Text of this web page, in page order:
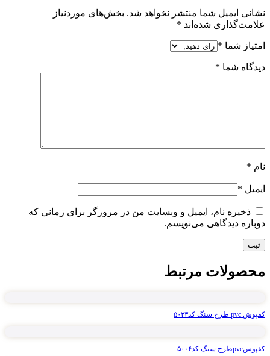
نشانی ایمیل شما منتشر نخواهد شد. بخش‌های موردنیاز
علامت‌گذاری شده‌اند *
امتیاز شما *
دیدگاه شما *
نام *
ایمیل *
ذخیره نام، ایمیل و وبسایت من در مرورگر برای زمانی که
دوباره دیدگاهی می‌نویسم.
محصولات مرتبط
کفپوش pvc طرح سنگ کد۵۰۲۳
کفپوشpvcطرح سنگ کد۵۰۰۶